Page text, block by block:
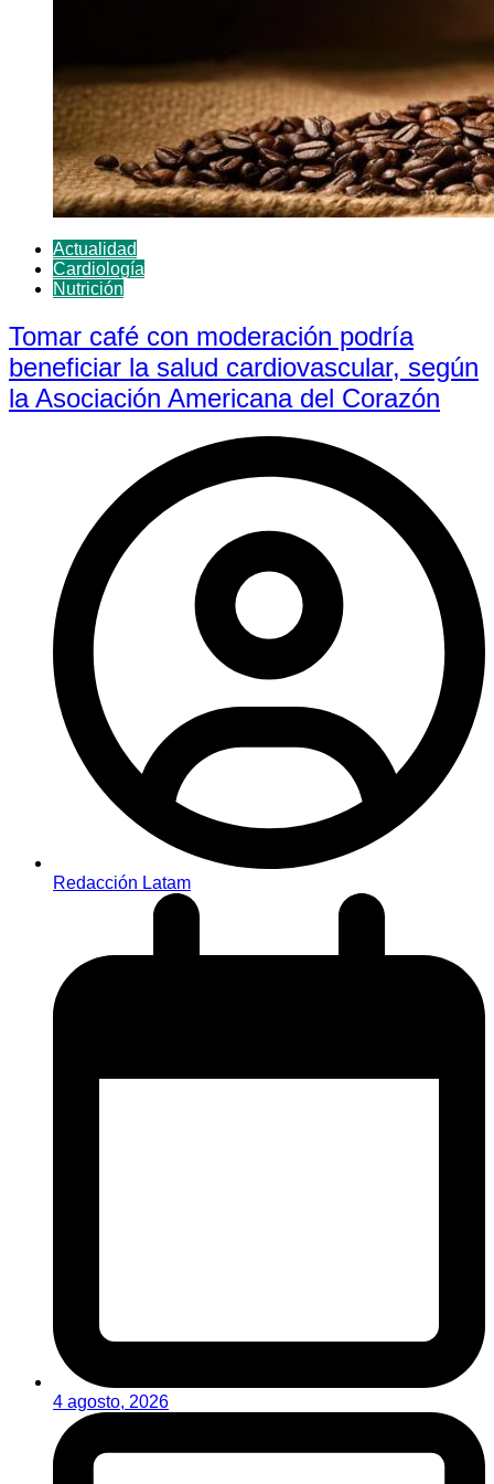
Actualidad
Cardiología
Nutrición
Tomar café con moderación podría
beneficiar la salud cardiovascular, según
la Asociación Americana del Corazón
Redacción Latam
4 agosto, 2026